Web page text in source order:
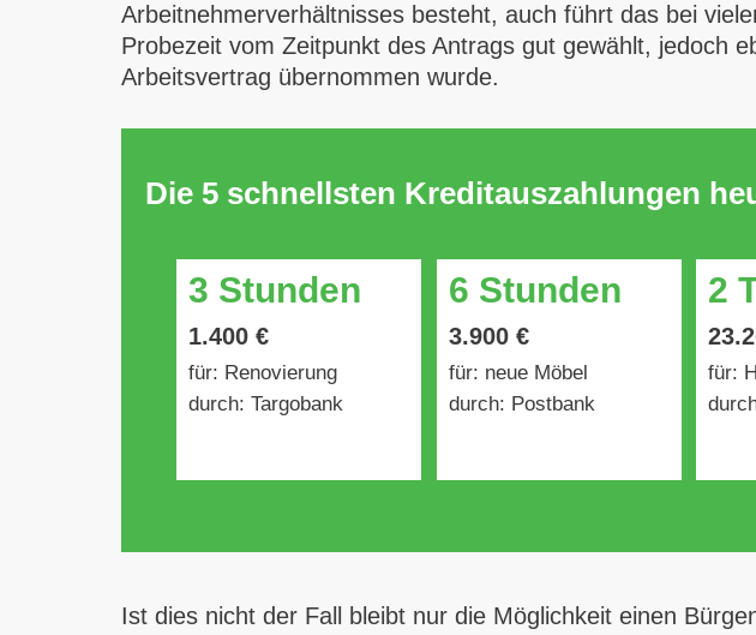
Arbeitnehmerverhältnisses besteht, auch führt das bei
Probezeit vom Zeitpunkt des Antrags gut gewählt, jedoch
Arbeitsvertrag übernommen wurde.
Die 5 schnellsten Kreditauszahlungen
3 Stunden
1.400 €
für: Renovierung
durch: Targobank
6 Stunden
3.900 €
für: neue Möbel
durch: Postbank
2
für:
Ist dies nicht der Fall bleibt nur die Möglichkeit einen